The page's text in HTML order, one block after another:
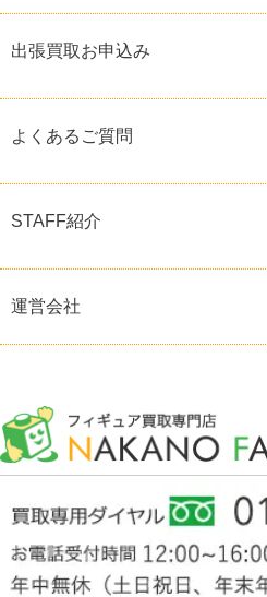
出張買取お申込み
よくあるご質問
STAFF紹介
運営会社